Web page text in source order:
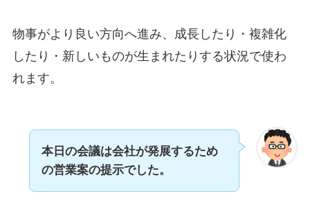
物事がより良い方向へ進み、成長したり・複雑化
したり・新しいものが生まれたりする状況で使わ
れます。
本日の会議は会社が発展するため
の営業案の提示でした。